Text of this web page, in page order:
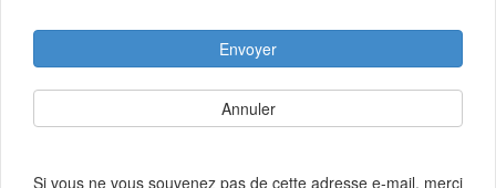
Envoyer
Annuler
Si vous ne vous souvenez pas de cette adresse e-mail, merci